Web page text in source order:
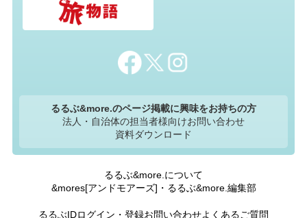
るるぶ&more.のページ掲載に興味をお持ちの方
法人・自治体の担当者様向けお問い合わせ
資料ダウンロード
るるぶ&more.について
&mores[アンドモアーズ]・るるぶ&more.編集部
るるぶIDログイン・登録お問い合わせよくあるご質問